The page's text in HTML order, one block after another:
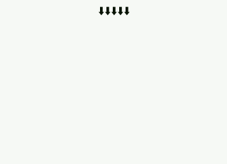
⬇️⬇️⬇️⬇️⬇️